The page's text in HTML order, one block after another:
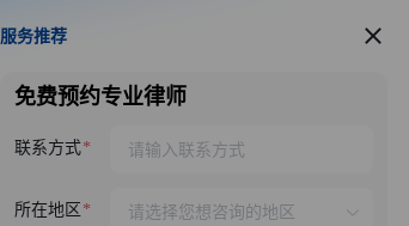
服务推荐
服务推荐
免费预约专业律师
联系方式
所在地区